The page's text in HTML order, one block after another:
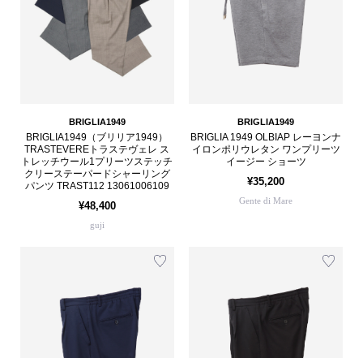
BRIGLIA1949
BRIGLIA1949（ブリリア1949）
TRASTEVEREトラステヴェレ ス
トレッチウール1プリーツステッチ
クリーステーパードシャーリング
パンツ TRAST112 13061006109
¥48,400
guji
BRIGLIA1949
BRIGLIA 1949 OLBIAP レーヨンナ
イロンポリウレタン ワンプリーツ
イージー ショーツ
¥35,200
Gente di Mare